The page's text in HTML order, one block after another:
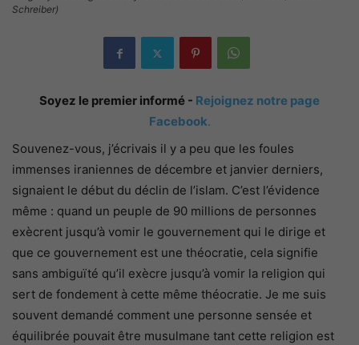
Schreiber)
Soyez le premier informé - Rejoignez notre page
Facebook.
Souvenez-vous, j’écrivais il y a peu que les foules
immenses iraniennes de décembre et janvier derniers,
signaient le début du déclin de l’islam. C’est l’évidence
même : quand un peuple de 90 millions de personnes
exècrent jusqu’à vomir le gouvernement qui le dirige et
que ce gouvernement est une théocratie, cela signifie
sans ambiguïté qu’il exècre jusqu’à vomir la religion qui
sert de fondement à cette même théocratie. Je me suis
souvent demandé comment une personne sensée et
équilibrée pouvait être musulmane tant cette religion est